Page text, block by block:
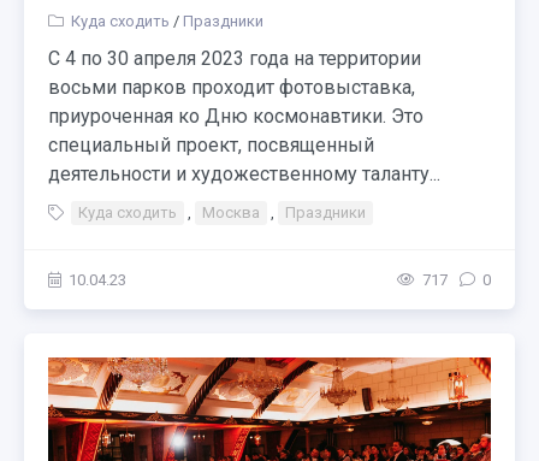
Куда сходить / Праздники
С 4 по 30 апреля 2023 года на территории
восьми парков проходит фотовыставка,
приуроченная ко Дню космонавтики. Это
специальный проект, посвященный
деятельности и художественному таланту...
Куда сходить , Москва , Праздники
10.04.23 717 0